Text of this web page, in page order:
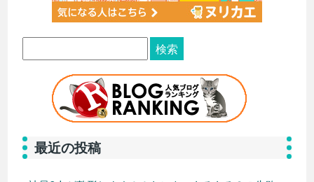
最近の投稿